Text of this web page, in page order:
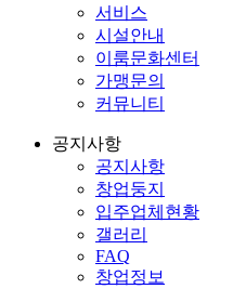
서비스
시설안내
이룸문화센터
가맹문의
커뮤니티
공지사항
공지사항
창업둥지
입주업체현황
갤러리
FAQ
창업정보